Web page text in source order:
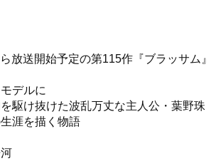
放送開始予定の第115作『ブラッサム』
デルに
駆け抜けた波乱万丈な主人公・葉野珠
涯を描く物語